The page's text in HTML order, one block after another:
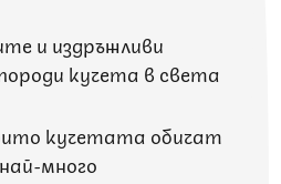
и издръжливи
кучета в света
кучетата обичат
много